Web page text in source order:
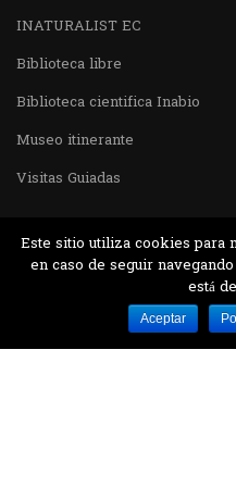
INATURALIST EC
Biblioteca libre
Biblioteca cientifica Inabio
Museo itinerante
Visitas Guiadas
Desarrollado por MJTEC.
Este sitio utiliza cookies para
en caso de seguir
está
Aceptar